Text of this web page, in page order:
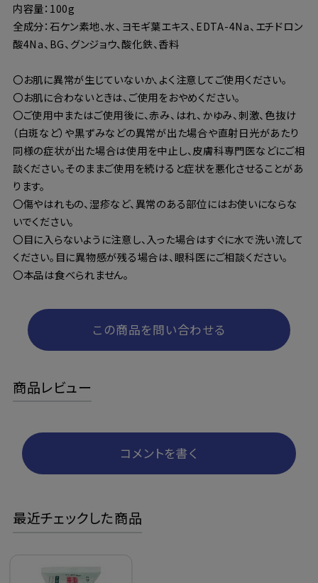
内容量：100g
全成分：石ケン素地、水、ヨモギ葉エキス、EDTA-4Na、エチドロン
酸4Na、BG、グンジョウ、酸化鉄、香料
〇お肌に異常が生じていないか、よく注意してご使用ください。
〇お肌に合わないときは、ご使用をおやめください。
〇ご使用中またはご使用後に、赤み、はれ、かゆみ、刺激、色抜け
（白斑など）や黒ずみなどの異常が出た場合や直射日光があたり
同様の症状が出た場合は使用を中止し、皮膚科専門医などにご相
談ください。そのままご使用を続けると症状を悪化させることがあ
ります。
〇傷やはれもの、湿疹など、異常のある部位にはお使いにならな
いでください。
〇目に入らないように注意し、入った場合はすぐに水で洗い流して
ください。目に異物感が残る場合は、眼科医にご相談ください。
〇本品は食べられません。
この商品を問い合わせる
商品レビュー
コメントを書く
最近チェックした商品